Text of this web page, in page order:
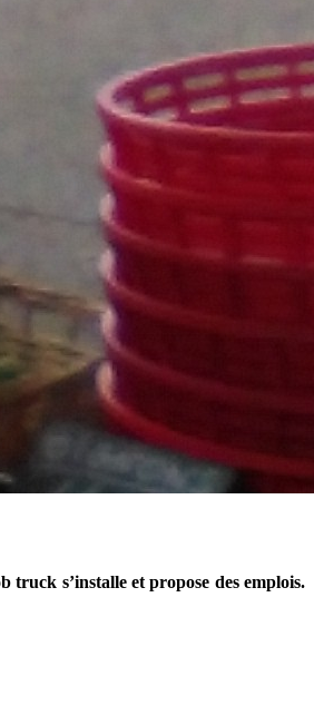
s’installe et propose des emplois.